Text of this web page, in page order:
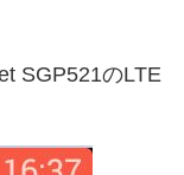
SGP521のLTE